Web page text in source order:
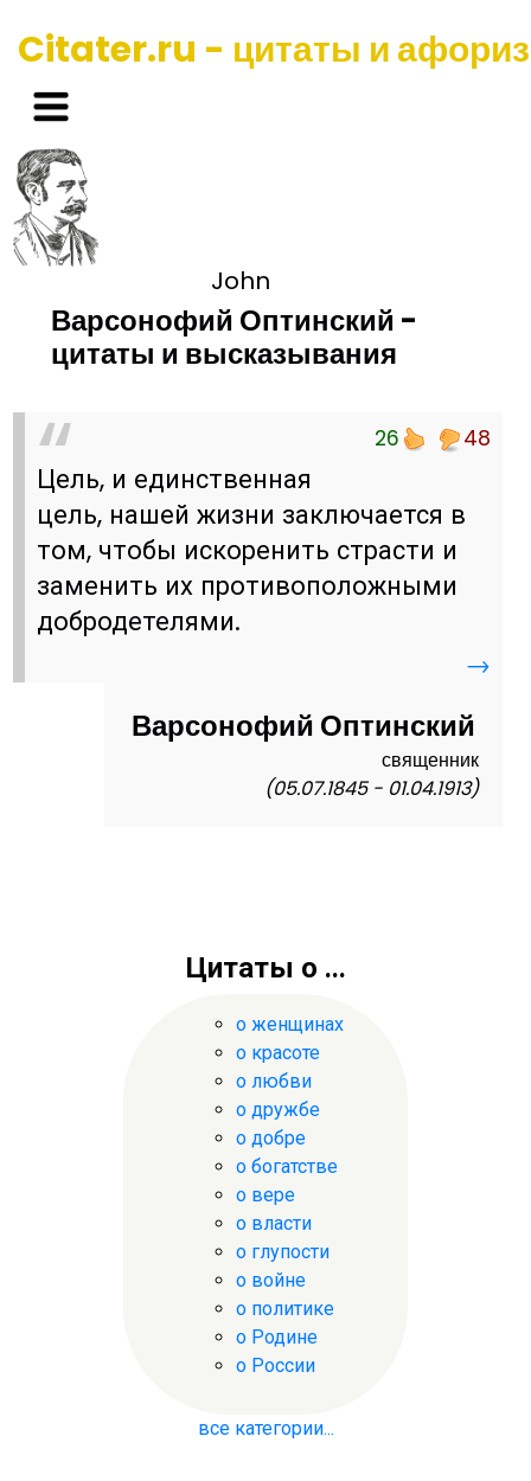
Citater.ru - цитаты и
John
Варсонофий Оптинский -
цитаты и высказывания
26 48
Цель, и единственная
цель, нашей жизни заключается в
том, чтобы искоренить страсти и
заменить их противоположными
добродетелями.
→
Варсонофий Оптинский
священник
(05.07.1845 - 01.04.1913)
Цитаты о ...
о женщинах
о красоте
о любви
о дружбе
о добре
о богатстве
о вере
о власти
о глупости
о войне
о политике
о Родине
о России
все категории...